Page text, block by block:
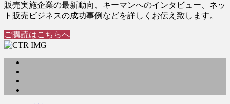
販売実施企業の最新動向、キーマンへのインタビュー、ネッ
ト販売ビジネスの成功事例などを詳しくお伝え致します。
ご購読はこちらへ